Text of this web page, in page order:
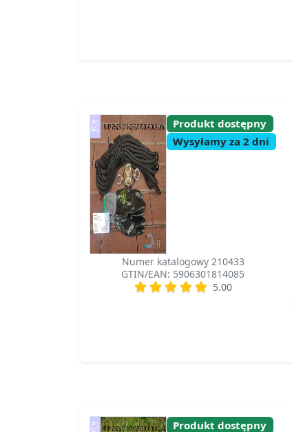
Produkt dostępny
Wysyłamy za 2 dni
Numer katalogowy 210433
GTIN/EAN: 5906301814085
5.00
Produkt dostępny